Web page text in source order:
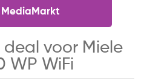
MediaMarkt
voor Miele
WP WiFi